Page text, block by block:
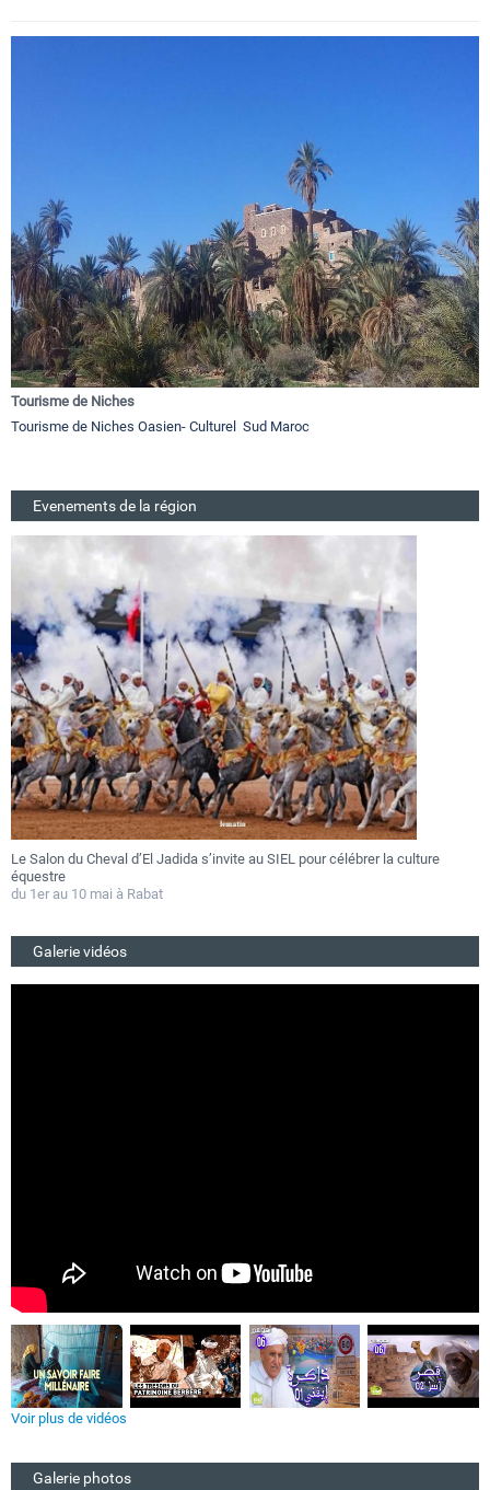
Tourisme de Niches
Tourisme de Niches Oasien- Culturel Sud Maroc
Evenements de la région
Le Salon du Cheval d’El Jadida s’invite au SIEL pour célébrer la culture
équestre
du 1er au 10 mai à Rabat
Galerie vidéos
Voir plus de vidéos
Galerie photos